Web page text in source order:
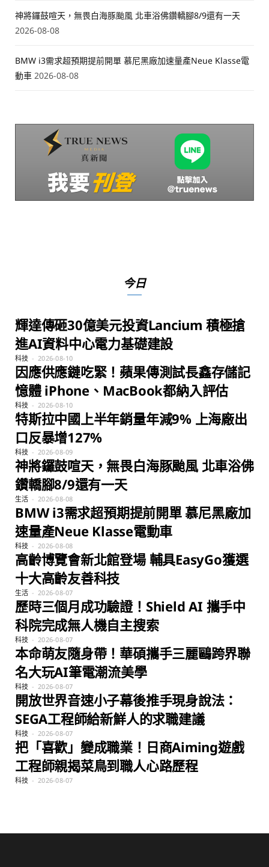
神將鑼鼓喧天，無畏白海豚颱風 北車浴佛鑽轎腳8/9還有一天
2026-08-08
BMW i3需求超預期提前開單 慕尼黑廠加速量產Neue Klasse電
動車 2026-08-08
今日
輝達傳砸30億美元投資Lancium 積極搶
進AI資料中心電力基礎建設
科技 2026-08-10
因應供應鏈吃緊！蘋果傳測試長鑫存儲記
憶體 iPhone、MacBook都納入評估
科技 2026-08-10
特斯拉中國上半年銷量年減9% 上海廠出
口反暴增127%
科技 2026-08-09
神將鑼鼓喧天，無畏白海豚颱風 北車浴佛
鑽轎腳8/9還有一天
生活 2026-08-08
BMW i3需求超預期提前開單 慕尼黑廠加
速量產Neue Klasse電動車
科技 2026-08-08
高齡博覽會新北館登場 輔具EasyGo獲選
十大高齡友善科技
生活 2026-08-07
歷時三個月成功驗證！Shield AI 攜手中
科院完成無人機自主搜索
科技 2026-08-07
本命萌友隨身帶！華碩攜手三麗鷗跨界聯
名大玩AI筆電潮流美學
科技 2026-08-07
開放世界音速小子幕後推手現身說法：
SEGA工程師給新鮮人的求職建議
科技 2026-08-07
把「喜歡」變成職業！日商Aiming遊戲
工程師親揭菜鳥到職人心路歷程
科技 2026-08-07